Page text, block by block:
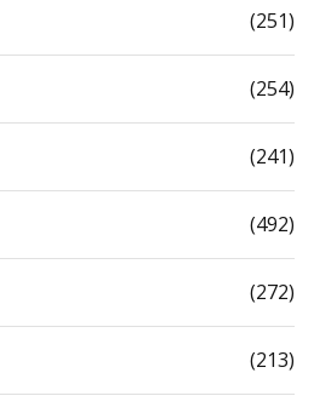
(251)
(254)
(241)
(492)
(272)
(213)